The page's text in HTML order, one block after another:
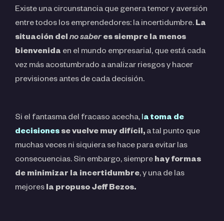
Existe una circunstancia que genera temor y aversión
entre todos los emprendedores: la incertidumbre. La
situación del no saberes siempre la menos
bienvenida en el mundo empresarial, que está cada
vez más acostumbrado a analizar riesgos y hacer
previsiones antes de cada decisión.
Si el fantasma del fracaso acecha, la toma de
decisiones se vuelve muy difícil, a tal punto que
muchas veces ni siquiera se hace para evitar las
consecuencias. Sin embargo, siempre hay formas
de minimizar la incertidumbre, y una de las
mejores la propuso Jeff Bezos.